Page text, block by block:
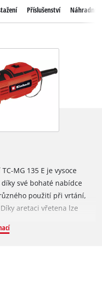
Příslušenství Náhradní
MG 135 E je vysoce
své bohaté nabídce
použití při vrtání,
aretaci vřetena lze
a umožňuje přesné